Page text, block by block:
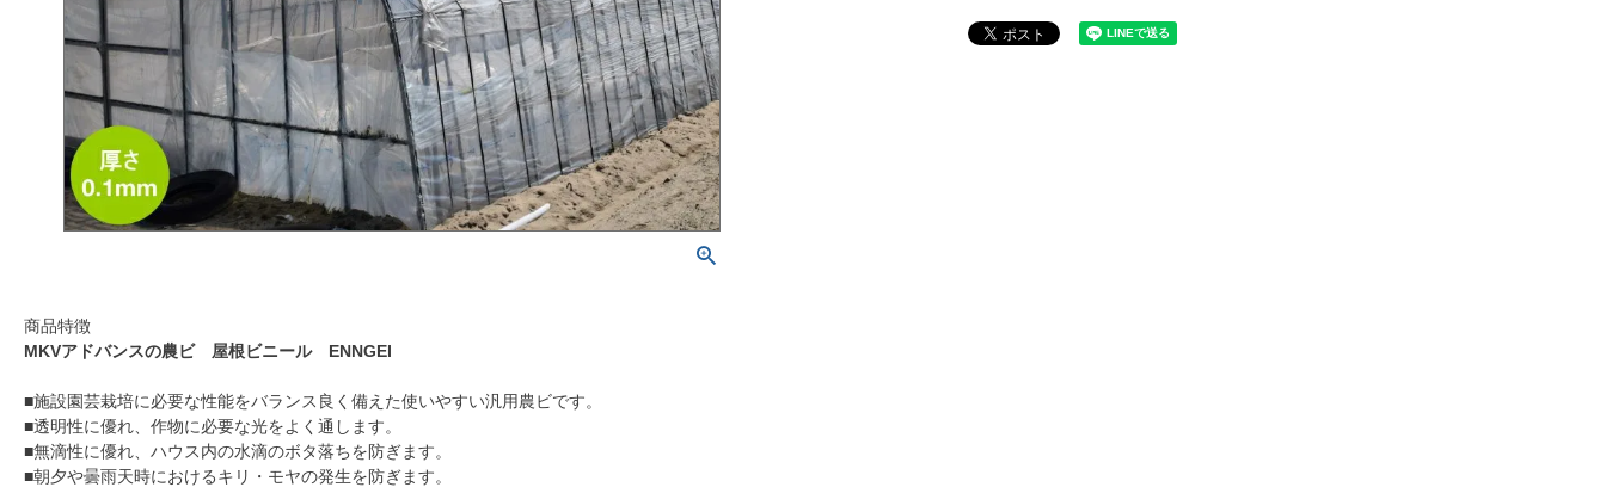
商品特徴
MKVアドバンスの農ビ 屋根ビニール ENNGEI
■施設園芸栽培に必要な性能をバランス良く備えた使いやすい汎用農ビです。
■透明性に優れ、作物に必要な光をよく通します。
■無滴性に優れ、ハウス内の水滴のボタ落ちを防ぎます。
■朝夕や曇雨天時におけるキリ・モヤの発生を防ぎます。